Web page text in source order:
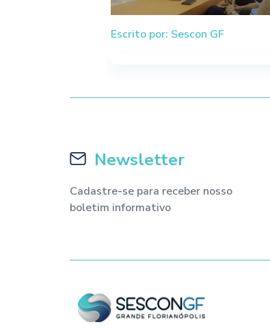
Escrito por: Sescon GF
Newsletter
Cadastre-se para receber nosso
boletim informativo